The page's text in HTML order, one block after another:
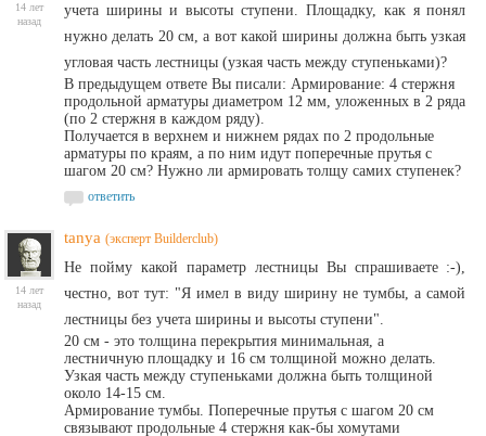
14 лет
назад
учета ширины и высоты ступени. Площадку, как я понял
нужно делать 20 см, а вот какой ширины должна быть узкая
угловая часть лестницы (узкая часть между ступеньками)?
В предыдущем ответе Вы писали: Армирование: 4 стержня
продольной арматуры диаметром 12 мм, уложенных в 2 ряда
(по 2 стержня в каждом ряду).
Получается в верхнем и нижнем рядах по 2 продольные
арматуры по краям, а по ним идут поперечные прутья с
шагом 20 см? Нужно ли армировать толщу самих ступенек?
ответить
14 лет
назад
tanya (эксперт Builderclub)
Не пойму какой параметр лестницы Вы спрашиваете :-),
честно, вот тут: "Я имел в виду ширину не тумбы, а самой
лестницы без учета ширины и высоты ступени".
20 см - это толщина перекрытия минимальная, а
лестничную площадку и 16 см толщиной можно делать.
Узкая часть между ступеньками должна быть толщиной
около 14-15 см.
Армирование тумбы. Поперечные прутья с шагом 20 см
связывают продольные 4 стержня как-бы хомутами